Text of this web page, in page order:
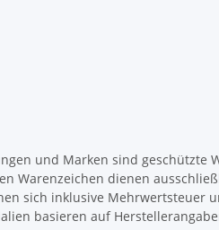
und Marken sind geschützte
Warenzeichen dienen
sich inklusive Mehrwertsteuer
basieren auf